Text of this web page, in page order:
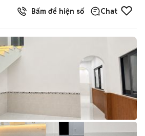
Bấm để hiện số Chat